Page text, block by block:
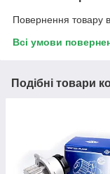
Повернення товару
Всі умови
Подібні товари